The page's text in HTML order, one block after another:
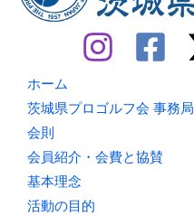
ホーム
茨城県プロゴルフ会 事務局
会則
会員紹介・会費と協賛
基本理念
活動の目的